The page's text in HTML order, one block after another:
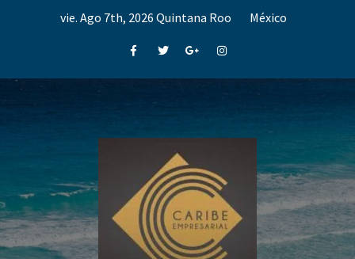
vie. Ago 7th, 2026 Quintana Roo México
FacebookTwitterGoogle+Instagram